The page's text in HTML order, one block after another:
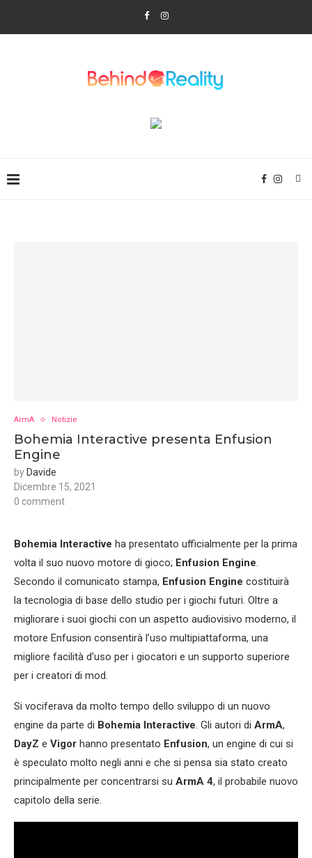
ArmA Notizie
Bohemia Interactive presenta Enfusion
Engine
by Davide
Dicembre 15, 2021
0 comment
Bohemia Interactive ha presentato ufficialmente per la prima
volta il suo nuovo motore di gioco; Enfusion Engine.
Secondo il comunicato stampa, Enfusion Engine costituirà
la tecnologia di base dello studio per i giochi futuri. Oltre a
migliorare i suoi giochi con un aspetto audiovisivo moderno, il
motore Enfusion consentirà l’uso multipiattaforma, una
migliore facilità d’uso per i giocatori e un supporto superiore
per i creatori di mod.
Si vociferava da molto tempo dello sviluppo di un nuovo
engine da parte di Bohemia Interactive. Gli autori di ArmA,
DayZ e Vigor hanno presentato Enfusion, un engine di cui si
è speculato molto negli anni e che si pensa sia stato creato
principalmente per concentrarsi su ArmA 4, il probabile nuovo
capitolo della serie.